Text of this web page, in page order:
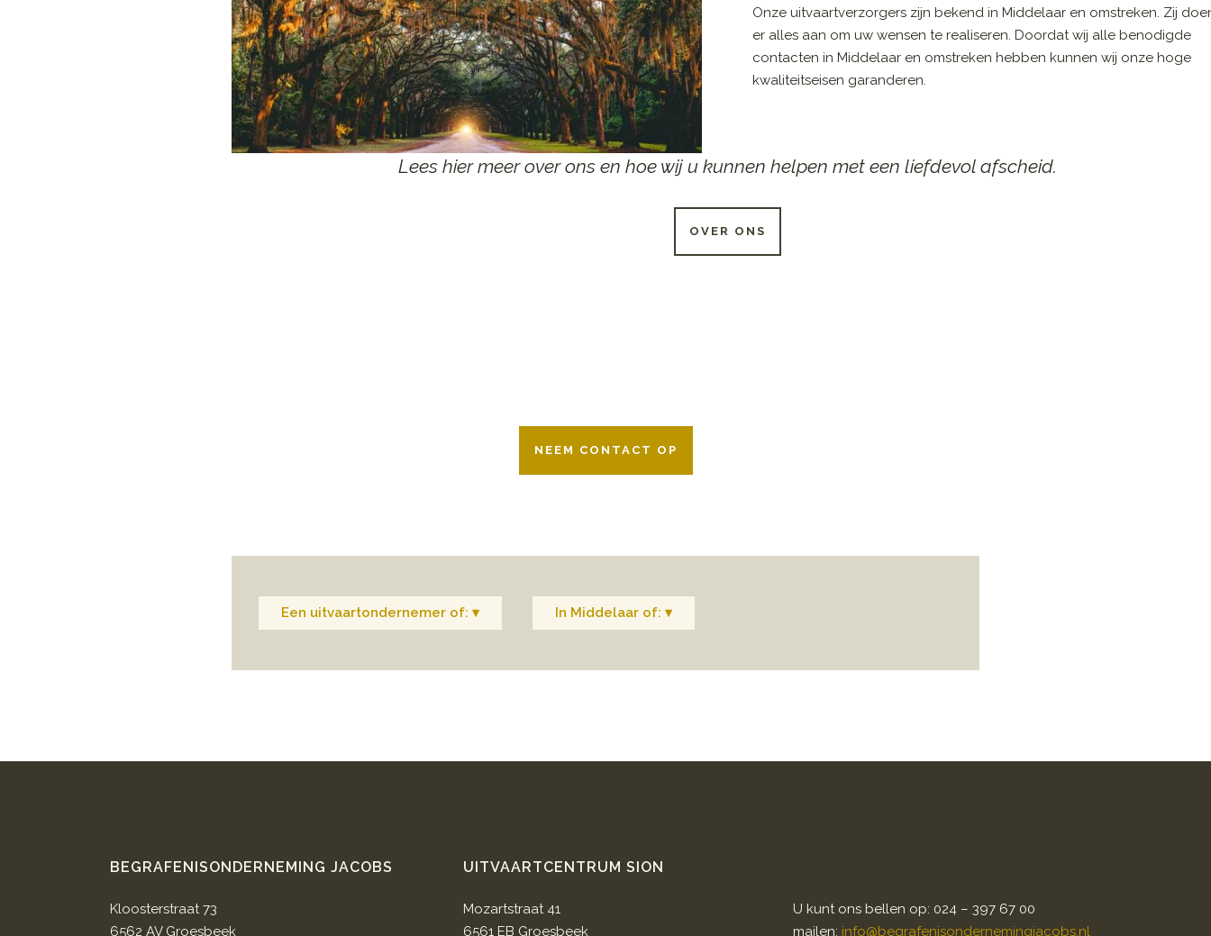
Onze uitvaartverzorgers zijn bekend in Middelaar en omstreken. Zij
er alles aan om uw wensen te realiseren. Doordat wij alle benodigde
contacten in Middelaar en omstreken hebben kunnen wij onze hoge
kwaliteitseisen garanderen.
Lees hier meer over ons en hoe wij u kunnen helpen met een liefdevol afscheid.
OVER ONS
NEEM CONTACT OP
Een uitvaartondernemer of: ▾ In Middelaar of: ▾
BEGRAFENISONDERNEMING JACOBS
Kloosterstraat 73
6562 AV Groesbeek
UITVAARTCENTRUM SION
Mozartstraat 41
6561 EB Groesbeek
U kunt ons bellen op: 024 – 397 67 00
mailen: info@begrafenisondernemingjacobs.nl